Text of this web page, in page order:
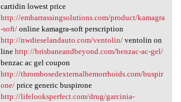
cartidin lowest price
http://embarrassingsolutions.com/product/kamagra
-soft/online kamagra-soft perscription
http://nwdieselandauto.com/ventolin/ventolin on
line http://brisbaneandbeyond.com/benzac-ac-gel/
benzac ac gel coupon
http://thrombosedexternalhemorrhoids.com/buspir
one/price generic buspirone
http://lifelooksperfect.com/drug/garcinia-